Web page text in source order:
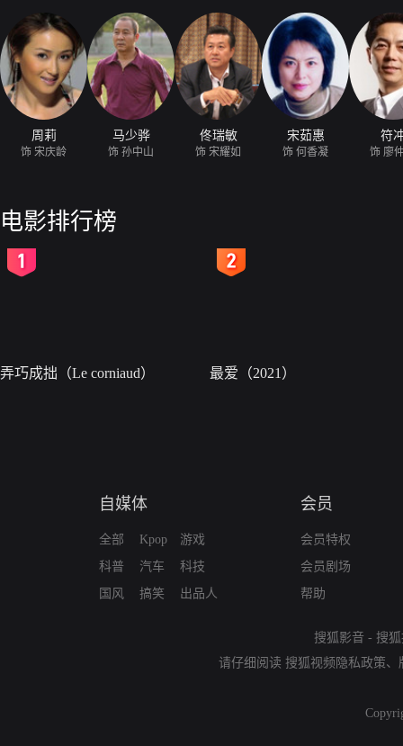
周莉
饰 宋庆龄
马少骅
饰 孙中山
佟瑞敏
饰 宋耀如
宋茹惠
饰 何香凝
符
饰 廖
电影排行榜
弄巧成拙（Le corniaud） 最爱（2021）
自媒体
全部
科普
国风
Kpop
汽车
搞笑
游戏
科技
出品人
会员
会员特权
会员剧场
帮助
搜狐影音 - 搜
请仔细阅读 搜狐视频隐私政策、